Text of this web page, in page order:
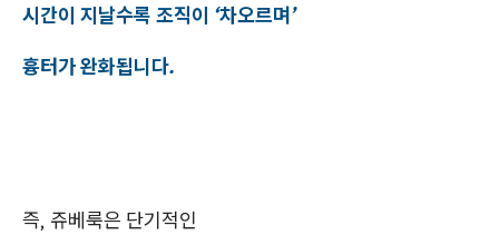
시간이 지날수록 조직이 ‘차오르며’
흉터가 완화됩니다.
즉, 쥬베룩은 단기적인